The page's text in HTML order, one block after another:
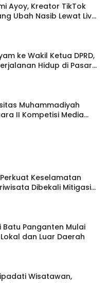
Ayoy, Kreator TikTok
Ubah Nasib Lewat Live
ke Wakil Ketua DPRD,
Hidup di Pasar
Muhammadiyah
II Kompetisi Media
Tingkat Internasional
Keselamatan
Dibekali Mitigasi
Batu Panganten Mulai
dan Luar Daerah
Wisatawan,